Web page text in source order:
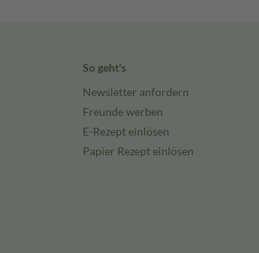
So geht's
Newsletter anfordern
Freunde werben
E-Rezept einlösen
Papier Rezept einlösen